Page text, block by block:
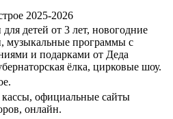
детей от 3 лет, новогодние
музыкальные программы с
и подарками от Деда
ёлка, цирковые шоу.
кассы, официальные сайты
онлайн.